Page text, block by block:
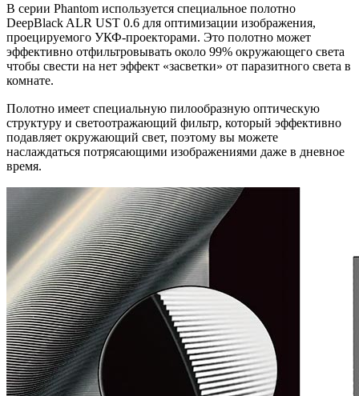
В серии Phantom используется специальное полотно
DeepBlack ALR UST 0.6 для оптимизации изображения,
проецируемого УКФ-проекторами. Это полотно может
эффективно отфильтровывать около 99% окружающего света
чтобы свести на нет эффект «засветки» от паразитного света в
комнате.
Полотно имеет специальную пилообразную оптическую
структуру и светоотражающий фильтр, который эффективно
подавляет окружающий свет, поэтому вы можете
наслаждаться потрясающими изображениями даже в дневное
время.